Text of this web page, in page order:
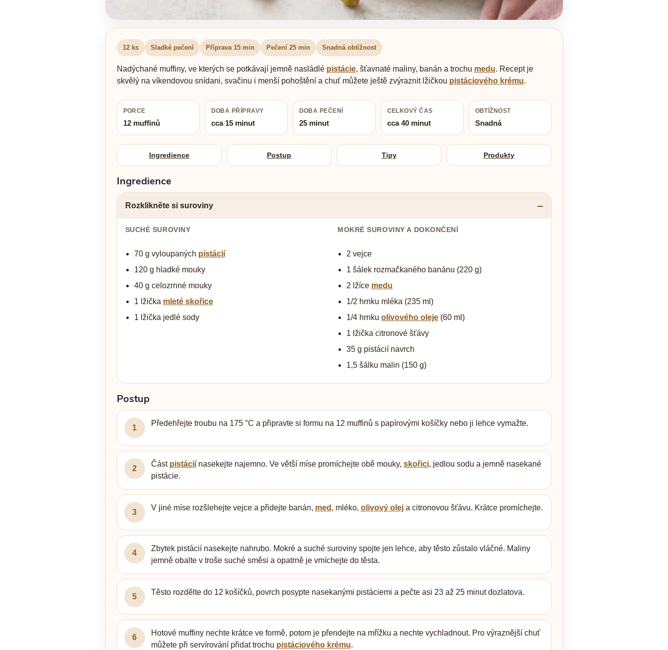
12 ks Sladké pečení Příprava 15 min Pečení 25 min Snadná obtížnost
Nadýchané muffiny, ve kterých se potkávají jemně nasládlé pistácie, šťavnaté maliny, banán a trochu medu. Recept je
skvělý na víkendovou snídani, svačinu i menší pohoštění a chuť můžete ještě zvýraznit lžičkou pistáciového krému.
PORCE
12 muffinů
DOBA PŘÍPRAVY
cca 15 minut
DOBA PEČENÍ
25 minut
CELKOVÝ ČAS
cca 40 minut
OBTÍŽNOST
Snadná
Ingredience Postup Tipy Produkty
Ingredience
Rozklikněte si suroviny
SUCHÉ SUROVINY
70 g vyloupaných pistácií
120 g hladké mouky
40 g celozrnné mouky
1 lžička mleté skořice
1 lžička jedlé sody
MOKRÉ SUROVINY A DOKONČENÍ
2 vejce
1 šálek rozmačkaného banánu (220 g)
2 lžíce medu
1/2 hrnku mléka (235 ml)
1/4 hrnku olivového oleje (60 ml)
1 lžička citronové šťávy
35 g pistácií navrch
1,5 šálku malin (150 g)
Postup
1
Předehřejte troubu na 175 °C a připravte si formu na 12 muffinů s papírovými košíčky nebo ji lehce vymažte.
2
Část pistáciínasekejte najemno. Ve větší míse promíchejte obě mouky, skořici, jedlou sodu a jemně nasekané
pistácie.
3
V jiné míse rozšlehejte vejce a přidejte banán, med , mléko, olivový oleja citronovou šťávu. Krátce promíchejte.
4
Zbytek pistácií nasekejte nahrubo. Mokré a suché suroviny spojte jen lehce, aby těsto zůstalo vláčné. Maliny
jemně obalte v troše suché směsi a opatrně je vmíchejte do těsta.
5
Těsto rozdělte do 12 košíčků, povrch posypte nasekanými pistáciemi a pečte asi 23 až 25 minut dozlatova.
6
Hotové muffiny nechte krátce ve formě, potom je přendejte na mřížku a nechte vychladnout. Pro výraznější chuť
můžete při servírování přidat trochu pistáciového krému.